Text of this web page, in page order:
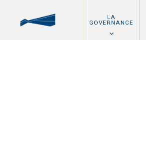
LA
GOVERNANCE